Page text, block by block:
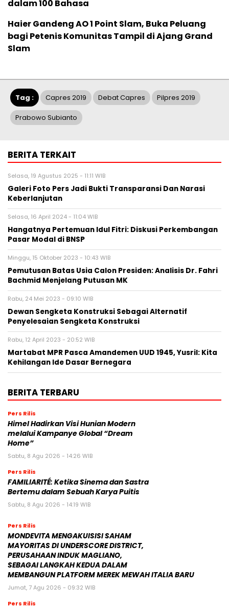
dalam 100 Bahasa
Haier Gandeng AO 1 Point Slam, Buka Peluang
bagi Petenis Komunitas Tampil di Ajang Grand
Slam
Tag : Capres 2019 Debat Capres Pilpres 2019
Prabowo Subianto
BERITA TERKAIT
Selasa, 19 Agustus 2025 - 11:11 WIB
Galeri Foto Pers Jadi Bukti Transparansi Dan Narasi
Keberlanjutan
Selasa, 16 April 2024 - 11:04 WIB
Hangatnya Pertemuan Idul Fitri: Diskusi Perkembangan
Pasar Modal di BNSP
Minggu, 15 Oktober 2023 - 10:43 WIB
Pemutusan Batas Usia Calon Presiden: Analisis Dr. Fahri
Bachmid Menjelang Putusan MK
Rabu, 24 Mei 2023 - 09:10 WIB
Dewan Sengketa Konstruksi Sebagai Alternatif
Penyelesaian Sengketa Konstruksi
Rabu, 12 April 2023 - 20:52 WIB
Martabat MPR Pasca Amandemen UUD 1945, Yusril: Kita
Kehilangan Ide Dasar Bernegara
BERITA TERBARU
Pers Rilis
Himel Hadirkan Visi Hunian Modern
melalui Kampanye Global “Dream
Home”
Sabtu, 8 Agu 2026 - 14:26 WIB
Pers Rilis
FAMILIARITÉ: Ketika Sinema dan Sastra
Bertemu dalam Sebuah Karya Puitis
Sabtu, 8 Agu 2026 - 14:19 WIB
Pers Rilis
MONDEVITA MENGAKUISISI SAHAM
MAYORITAS DI UNDERSCORE DISTRICT,
PERUSAHAAN INDUK MAGLIANO,
SEBAGAI LANGKAH KEDUA DALAM
MEMBANGUN PLATFORM MEREK MEWAH ITALIA BARU
Jumat, 7 Agu 2026 - 09:32 WIB
Pers Rilis